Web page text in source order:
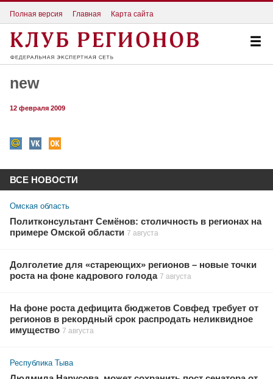
Полная версия Главная Карта сайта
new
12 февраля 2009
ВСЕ НОВОСТИ
Омская область
Политконсультант Семёнов: столичность в регионах на
примере Омской области 7 августа
Долголетие для «стареющих» регионов – новые точки
роста на фоне кадрового голода 7 августа
На фоне роста дефицита бюджетов Совфед требует от
регионов в рекордный срок распродать неликвидное
имущество 7 августа
Республика Тыва